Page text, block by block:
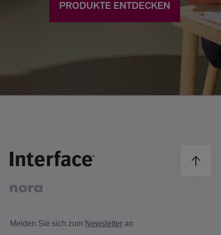
PRODUKTE ENTDECKEN
Melden Sie sich zum Newsletter an